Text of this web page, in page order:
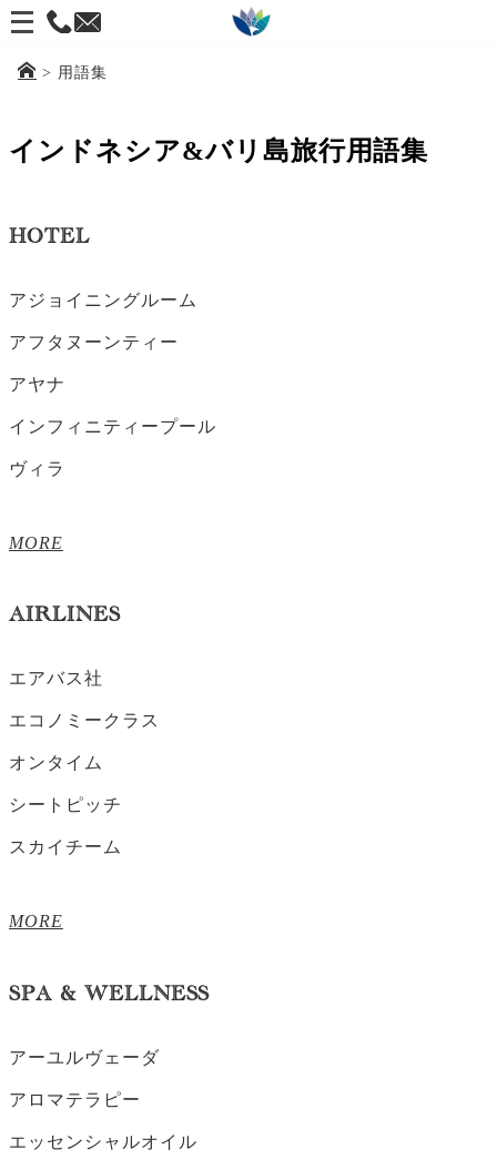
メ
を
く
> 用語集
インドネシア&バリ島旅行用語集
HOTEL
アジョイニングルーム
アフタヌーンティー
アヤナ
インフィニティープール
ヴィラ
MORE
AIRLINES
エアバス社
エコノミークラス
オンタイム
シートピッチ
スカイチーム
MORE
SPA & WELLNESS
アーユルヴェーダ
アロマテラピー
エッセンシャルオイル